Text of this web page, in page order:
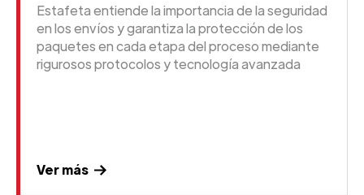
Estafeta entiende la importancia de la seguridad
en los envíos y garantiza la protección de los
paquetes en cada etapa del proceso mediante
rigurosos protocolos y tecnología avanzada
Ver más